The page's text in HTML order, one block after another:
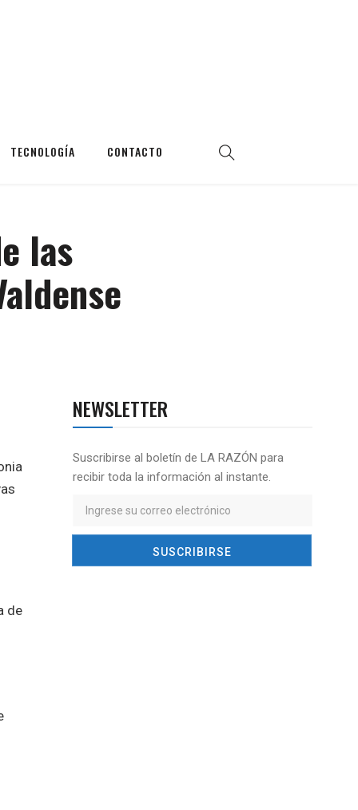
TECNOLOGÍA CONTACTO
las
de
NEWSLETTER
Suscribirse al boletín de LA RAZÓN para
recibir toda la información al instante.